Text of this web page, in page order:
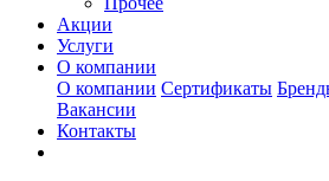
Акции
Услуги
О компании
О компании Сертификаты
Вакансии
Контакты